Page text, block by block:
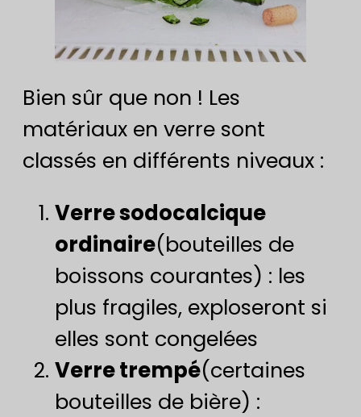
Bien sûr que non ! Les
matériaux en verre sont
classés en différents niveaux :
Verre sodocalcique
ordinaire(bouteilles de
boissons courantes) : les
plus fragiles, exploseront si
elles sont congelées
Verre trempé(certaines
bouteilles de bière) :